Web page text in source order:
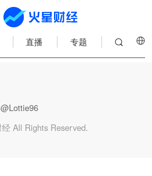
直播 专题
All Rights Reserved.